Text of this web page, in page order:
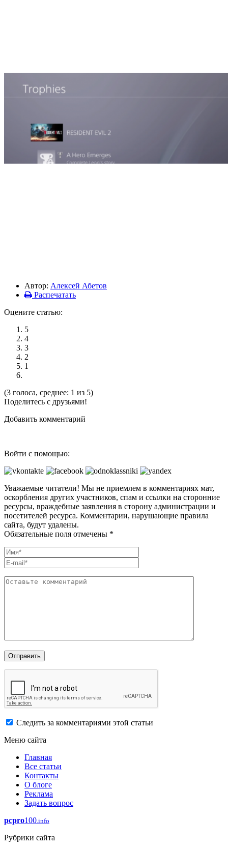
Автор: Алексей Абетов
Распечатать
Оцените статью:
5
4
3
2
1
(3 голоса, среднее: 1 из 5)
Поделитесь с друзьями!
Добавить комментарий
Войти с помощью:
Уважаемые читатели! Мы не приемлем в комментариях мат,
оскорбления других участников, спам и ссылки на сторонние
ресурсы, враждебные заявления в сторону администрации и
посетителей ресурса. Комментарии, нарушающие правила
сайта, будут удалены.
Обязательные поля отмечены *
Следить за комментариями этой статьи
Меню сайта
Главная
Все статьи
Контакты
О блоге
Реклама
Задать вопрос
pcpro100.info
Рубрики сайта